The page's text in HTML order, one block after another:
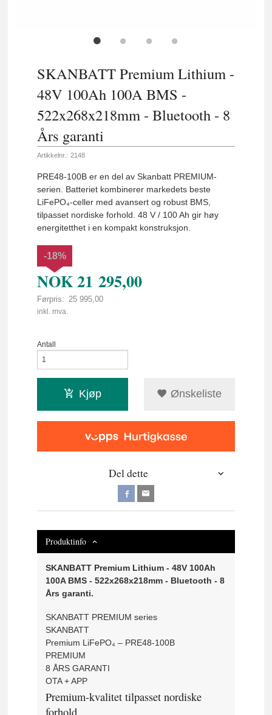
SKANBATT Premium Lithium -
48V 100Ah 100A BMS -
522x268x218mm - Bluetooth - 8
Års garanti
Artikkelnr.: 2148
PRE48-100B er en del av Skanbatt PREMIUM-
serien. Batteriet kombinerer markedets beste
LiFePO₄-celler med avansert og robust BMS,
tilpasset nordiske forhold. 48 V / 100 Ah gir høy
energitetthet i en kompakt konstruksjon.
NOK21 295,00
Førpris: 25 995,00
Rabatt
-18%
inkl. mva.
Antall
Kjøp Ønskeliste
Del dette
Produktinfo
SKANBATT Premium Lithium - 48V 100Ah
100A BMS - 522x268x218mm - Bluetooth - 8
Års garanti.
SKANBATT PREMIUM series
SKANBATT
Premium LiFePO₄ – PRE48-100B
PREMIUM
8 ÅRS GARANTI
OTA + APP
Premium-kvalitet tilpasset nordiske
forhold